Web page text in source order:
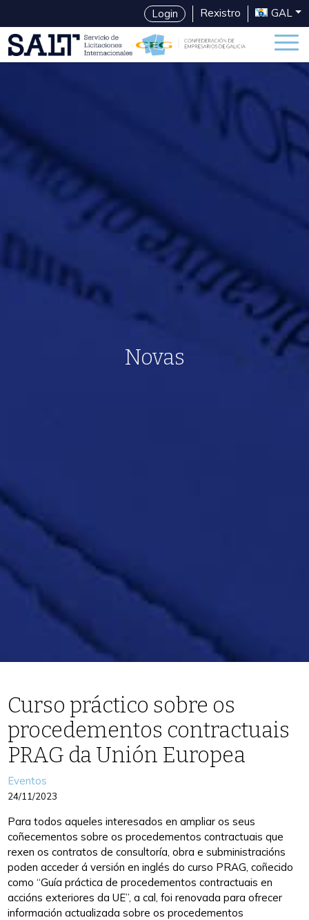
Login Rexistro GAL
Novas
Curso práctico sobre os
procedementos contractuais
PRAG da Unión Europea
Categories
Eventos
24/11/2023
Para todos aqueles interesados en ampliar os seus
coñecementos sobre os procedementos contractuais que
rexen os contratos de consultoría, obra e subministracións
poden acceder á versión en inglés do curso PRAG, coñecido
como “Guía práctica de procedementos contractuais en
accións exteriores da UE”, a cal, foi renovada para ofrecer
información actualizada sobre os procedementos